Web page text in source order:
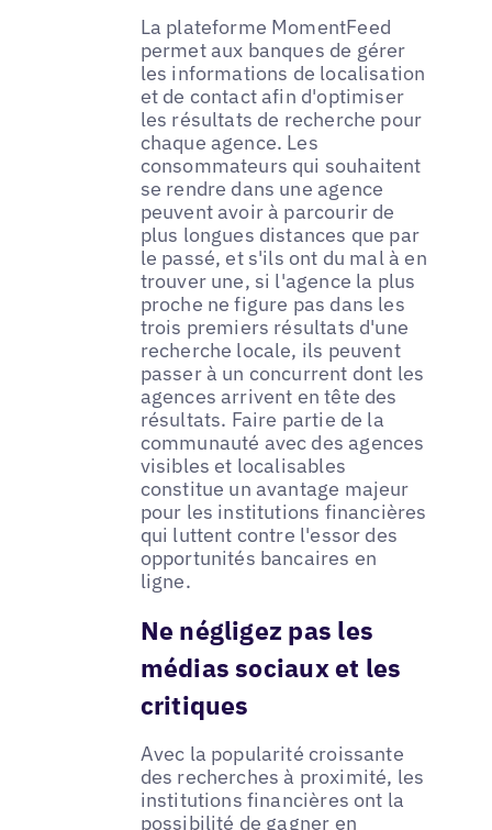
La plateforme MomentFeed
permet aux banques de gérer
les informations de localisation
et de contact afin d'optimiser
les résultats de recherche pour
chaque agence. Les
consommateurs qui souhaitent
se rendre dans une agence
peuvent avoir à parcourir de
plus longues distances que par
le passé, et s'ils ont du mal à en
trouver une, si l'agence la plus
proche ne figure pas dans les
trois premiers résultats d'une
recherche locale, ils peuvent
passer à un concurrent dont les
agences arrivent en tête des
résultats. Faire partie de la
communauté avec des agences
visibles et localisables
constitue un avantage majeur
pour les institutions financières
qui luttent contre l'essor des
opportunités bancaires en
ligne.
Ne négligez pas les
médias sociaux et les
critiques
Avec la popularité croissante
des recherches à proximité, les
institutions financières ont la
possibilité de gagner en